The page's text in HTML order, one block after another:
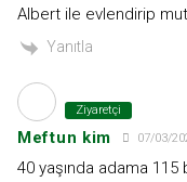
Albert ile evlendirip
Yanıtla
Ziyaretçi
Meftun kim 07/03/
40 yaşında adama